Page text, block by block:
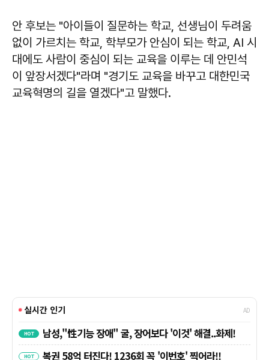
안 후보는 "아이들이 질문하는 학교, 선생님이 두려움
없이 가르치는 학교, 학부모가 안심이 되는 학교, AI 시
대에도 사람이 중심이 되는 교육을 이루는 데 안민석
이 앞장서겠다"라며 "경기도 교육을 바꾸고 대한민국
교육혁명의 길을 열겠다"고 말했다.